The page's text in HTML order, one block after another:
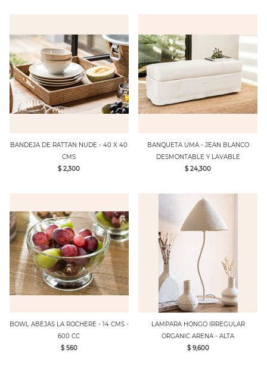
BANDEJA DE RATTAN NUDE - 40 X 40
CMS
$ 2,300
BANQUETA UMA - JEAN BLANCO
DESMONTABLE Y LAVABLE
$ 24,300
BOWL ABEJAS LA ROCHERE - 14 CMS -
600 CC
$ 560
LAMPARA HONGO IRREGULAR
ORGANIC ARENA - ALTA
$ 9,600